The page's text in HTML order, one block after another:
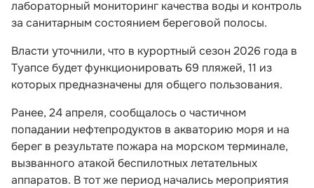
лабораторный мониторинг качества воды и контроль
за санитарным состоянием береговой полосы.
Власти уточнили, что в курортный сезон 2026 года в
Туапсе будет функционировать 69 пляжей, 11 из
которых предназначены для общего пользования.
Ранее, 24 апреля, сообщалось о частичном
попадании нефтепродуктов в акваторию моря и на
берег в результате пожара на морском терминале,
вызванного атакой беспилотных летательных
аппаратов. В тот же период начались мероприятия